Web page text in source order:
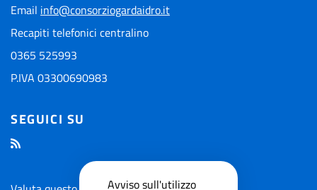
Email info@consorziogardaidro.it
Recapiti telefonici centralino
0365 525993
P.IVA 03300690983
SEGUICI SU
Avviso sull'utilizzo